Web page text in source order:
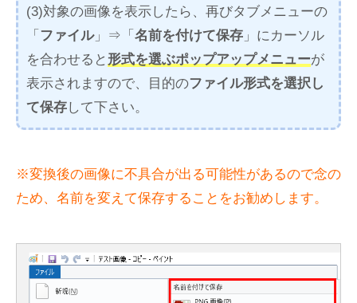
(3)対象の画像を表示したら、再びタブメニューの
「 ファイル」⇒「 名前を付けて保存 」にカーソル
を合わせると 形式を選ぶポップアップメニューが
表示されますので、目的のファイル形式を選択し
て保存して下さい。
※変換後の画像に不具合が出る可能性があるので念の
ため、名前を変えて保存することをお勧めします。